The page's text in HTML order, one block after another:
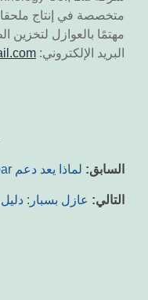
مهتمًا بالعوازل لتخزين
البريد الإلكتروني:
السابق: لماذا يعد دعم Busbar مهمًا في صناعة الكهرباء
التالي: عازل بسبار: